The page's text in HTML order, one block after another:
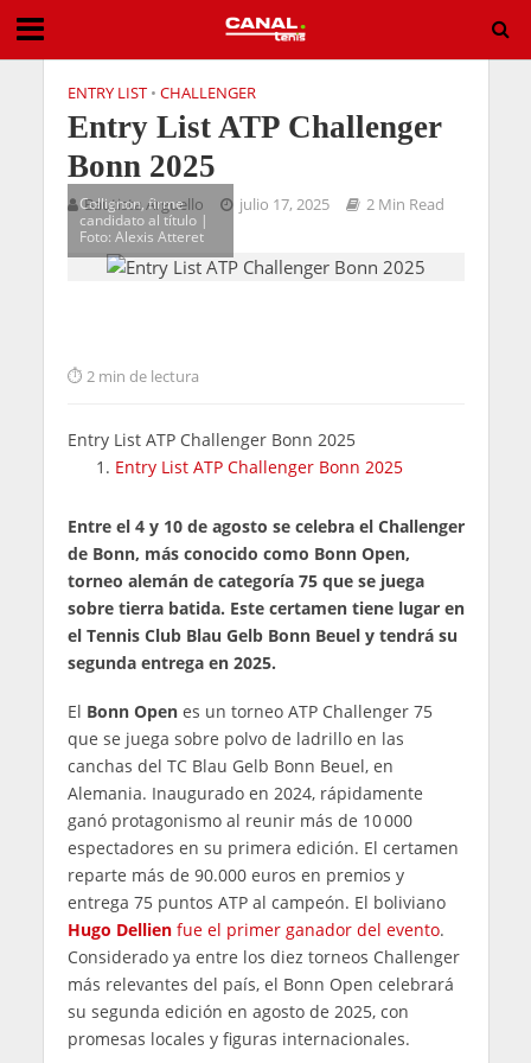
ENTRY LIST • CHALLENGER
Entry List ATP Challenger
Bonn 2025
Bautista Arguello julio 17, 2025 2 Min Read
Collignon, firme
candidato al título |
Foto: Alexis Atteret
2 min de lectura
Entry List ATP Challenger Bonn 2025
Entry List ATP Challenger Bonn 2025
Entre el 4 y 10 de agosto se celebra el Challenger
de Bonn, más conocido como Bonn Open,
torneo alemán de categoría 75 que se juega
sobre tierra batida. Este certamen tiene lugar en
el Tennis Club Blau Gelb Bonn Beuel y tendrá su
segunda entrega en 2025.
El Bonn Openes un torneo ATP Challenger 75
que se juega sobre polvo de ladrillo en las
canchas del TC Blau Gelb Bonn Beuel, en
Alemania. Inaugurado en 2024, rápidamente
ganó protagonismo al reunir más de 10 000
espectadores en su primera edición. El certamen
reparte más de 90.000 euros en premios y
entrega 75 puntos ATP al campeón. El boliviano
Hugo Dellienfue el primer ganador del evento.
Considerado ya entre los diez torneos Challenger
más relevantes del país, el Bonn Open celebrará
su segunda edición en agosto de 2025, con
promesas locales y figuras internacionales.